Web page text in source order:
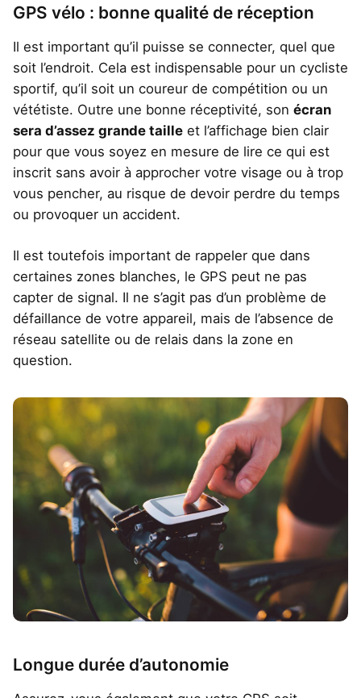
GPS vélo : bonne qualité de réception
Il est important qu’il puisse se connecter, quel que
soit l’endroit. Cela est indispensable pour un cycliste
sportif, qu’il soit un coureur de compétition ou un
vététiste. Outre une bonne réceptivité, son écran
sera d’assez grande taille et l’affichage bien clair
pour que vous soyez en mesure de lire ce qui est
inscrit sans avoir à approcher votre visage ou à trop
vous pencher, au risque de devoir perdre du temps
ou provoquer un accident.
Il est toutefois important de rappeler que dans
certaines zones blanches, le GPS peut ne pas
capter de signal. Il ne s’agit pas d’un problème de
défaillance de votre appareil, mais de l’absence de
réseau satellite ou de relais dans la zone en
question.
Longue durée d’autonomie